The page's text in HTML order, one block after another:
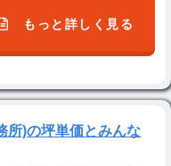
もっと詳しく見る
所)の坪単価とみんな